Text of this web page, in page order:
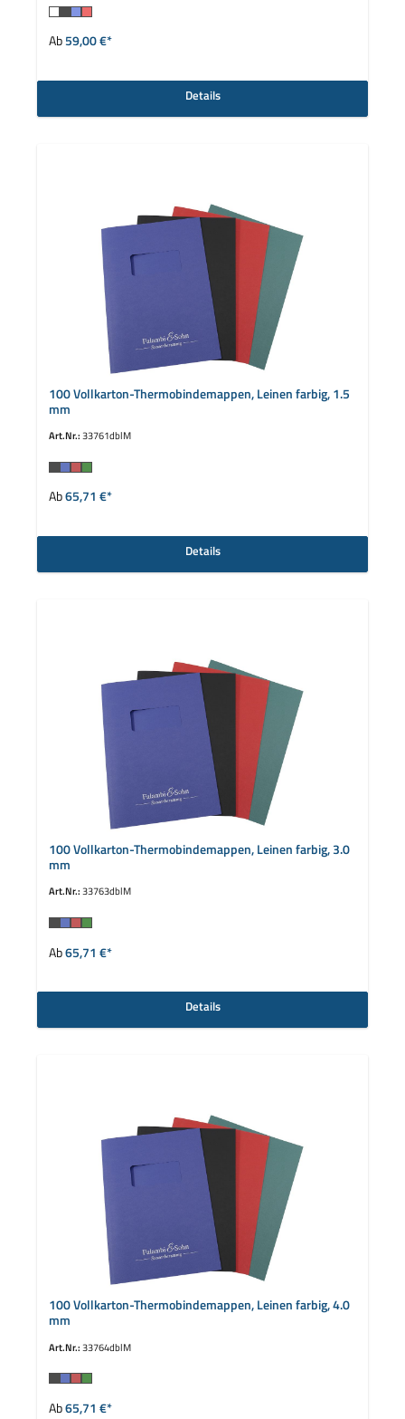
Farbeauswählen
Ab59,00 €*
Details
100 Vollkarton-Thermobindemappen, Leinen farbig, 1.5
mm
Art.Nr.:33761dblM
Farbeauswählen
Ab65,71 €*
Details
100 Vollkarton-Thermobindemappen, Leinen farbig, 3.0
mm
Art.Nr.:33763dblM
Farbeauswählen
Ab65,71 €*
Details
100 Vollkarton-Thermobindemappen, Leinen farbig, 4.0
mm
Art.Nr.:33764dblM
Farbeauswählen
Ab65,71 €*